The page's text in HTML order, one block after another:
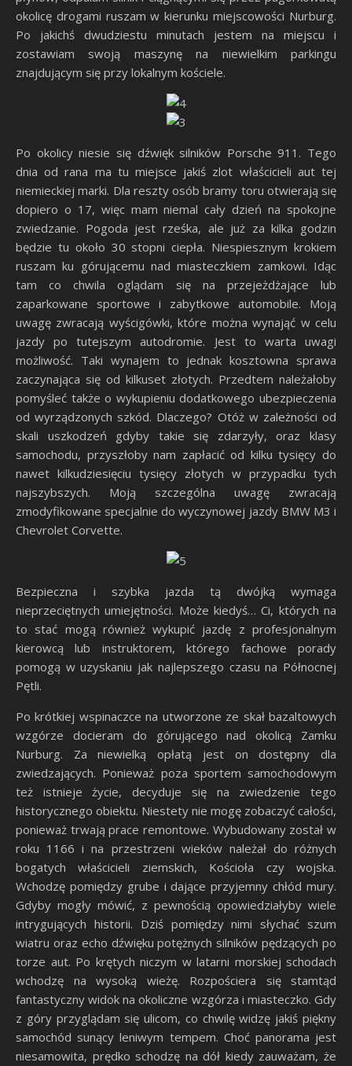
okolicę drogami ruszam w kierunku miejscowości Nurburg.
Po jakichś dwudziestu minutach jestem na miejscu i
zostawiam swoją maszynę na niewielkim parkingu
znajdującym się przy lokalnym kościele.
Po okolicy niesie się dźwięk silników Porsche 911. Tego
dnia od rana ma tu miejsce jakiś zlot właścicieli aut tej
niemieckiej marki. Dla reszty osób bramy toru otwierają się
dopiero o 17, więc mam niemal cały dzień na spokojne
zwiedzanie. Pogoda jest rześka, ale już za kilka godzin
będzie tu około 30 stopni ciepła. Niespiesznym krokiem
ruszam ku górującemu nad miasteczkiem zamkowi. Idąc
tam co chwila oglądam się na przejeżdżające lub
zaparkowane sportowe i zabytkowe automobile. Moją
uwagę zwracają wyścigówki, które można wynająć w celu
jazdy po tutejszym autodromie. Jest to warta uwagi
możliwość. Taki wynajem to jednak kosztowna sprawa
zaczynająca się od kilkuset złotych. Przedtem należałoby
pomyśleć także o wykupieniu dodatkowego ubezpieczenia
od wyrządzonych szkód. Dlaczego? Otóż w zależności od
skali uszkodzeń gdyby takie się zdarzyły, oraz klasy
samochodu, przyszłoby nam zapłacić od kilku tysięcy do
nawet kilkudziesięciu tysięcy złotych w przypadku tych
najszybszych. Moją szczególna uwagę zwracają
zmodyfikowane specjalnie do wyczynowej jazdy BMW M3 i
Chevrolet Corvette.
Bezpieczna i szybka jazda tą dwójką wymaga
nieprzeciętnych umiejętności. Może kiedyś… Ci, których na
to stać mogą również wykupić jazdę z profesjonalnym
kierowcą lub instruktorem, którego fachowe porady
pomogą w uzyskaniu jak najlepszego czasu na Północnej
Pętli.
Po krótkiej wspinaczce na utworzone ze skał bazaltowych
wzgórze docieram do górującego nad okolicą Zamku
Nurburg. Za niewielką opłatą jest on dostępny dla
zwiedzających. Ponieważ poza sportem samochodowym
też istnieje życie, decyduje się na zwiedzenie tego
historycznego obiektu. Niestety nie mogę zobaczyć całości,
ponieważ trwają prace remontowe. Wybudowany został w
roku 1166 i na przestrzeni wieków należał do różnych
bogatych właścicieli ziemskich, Kościoła czy wojska.
Wchodzę pomiędzy grube i dające przyjemny chłód mury.
Gdyby mogły mówić, z pewnością opowiedziałyby wiele
intrygujących historii. Dziś pomiędzy nimi słychać szum
wiatru oraz echo dźwięku potężnych silników pędzących po
torze aut. Po krętych niczym w latarni morskiej schodach
wchodzę na wysoką wieżę. Rozpościera się stamtąd
fantastyczny widok na okoliczne wzgórza i miasteczko. Gdy
z góry przyglądam się ulicom, co chwilę widzę jakiś piękny
samochód sunący leniwym tempem. Choć panorama jest
niesamowita, prędko schodzę na dół kiedy zauważam, że